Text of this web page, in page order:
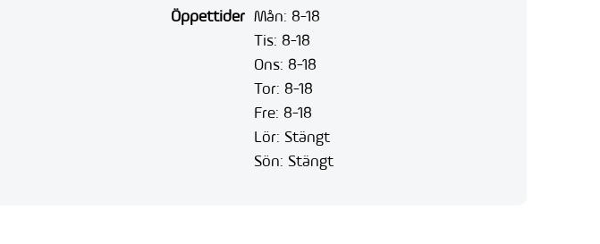
Öppettider Mån: 8-18
Tis: 8-18
Ons: 8-18
Tor: 8-18
Fre: 8-18
Lör: Stängt
Sön: Stängt